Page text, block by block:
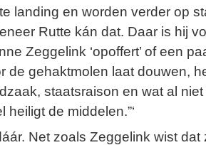
landing en worden verder op
Rutte kán dat. Daar is hij
Zeggelink ‘opoffert’ of een
de gehaktmolen laat douwen,
staatsraison en wat al
heiligt de middelen.”‘
Net zoals Zeggelink wist